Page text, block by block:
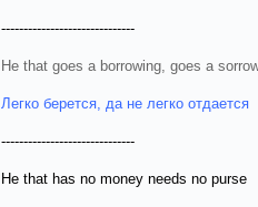
------------------------------
He that goes a borrowing, goes a
Легко берется, да не легко отдается
------------------------------
He that has no money needs no purse